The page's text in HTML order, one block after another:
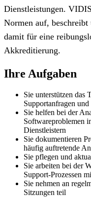
Dienstleistungen.
Normen auf, beschreibt
damit für eine
Akkreditierung.
Ihre Aufgaben
Sie unterstützen das
Supportanfragen
Sie helfen bei der
Softwareproblemen
Dienstleistern
Sie dokumentieren
häufig auftretende
Sie pflegen und
Sie arbeiten bei der
Support-Prozessen
Sie nehmen an
Sitzungen teil